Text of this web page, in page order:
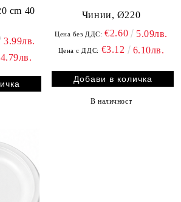
3.99лв.
4.79лв.
Чинии, Ø220
Цена без ДДС: €2.60 5.09лв.
Цена с ДДС: €3.12 6.10лв.
В наличност